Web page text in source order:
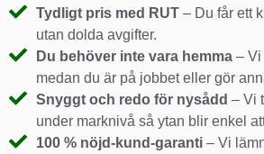
Tydligt pris med RUT – Du får ett
utan dolda avgifter.
Du behöver inte vara hemma – Vi
medan du är på jobbet eller gör
Snyggt och redo för nysådd – Vi
under marknivå så ytan blir enkel
100 % nöjd-kund-garanti – Vi